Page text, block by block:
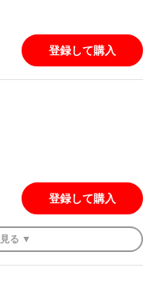
登録して購入
登録して購入
見る ▼